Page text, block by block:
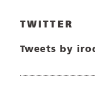
TWITTER
Tweets by